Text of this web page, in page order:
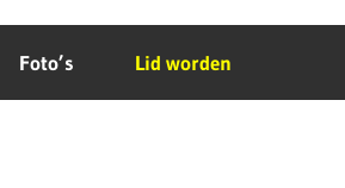
Foto’s Lid worden